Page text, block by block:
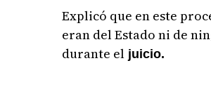
Explicó que en este
eran del Estado ni de
durante el juicio.